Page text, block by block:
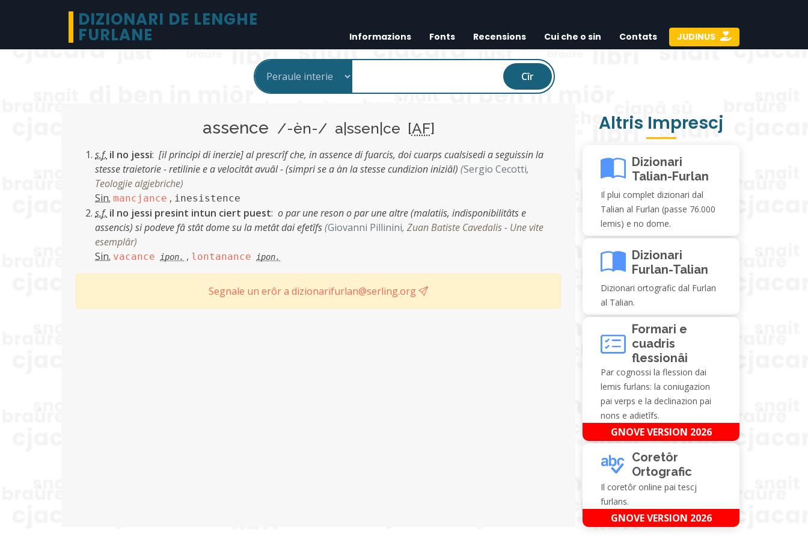
DIZIONARI DE LENGHE
FURLANE Informazions Fonts Recensions Cui che o sin Contats JUDINUS
Cîr
assence /-èn-/ a|ssen|ce [AF]
s.f. il no jessi: [il principi di inerzie] al prescrîf che, in assence di fuarcis, doi cuarps cualsisedi a seguissin la
stesse traietorie - retilinie e a velocitât avuâl - (simpri se a àn la stesse cundizion iniziâl) (Sergio Cecotti,
Teologjie algjebriche)
Sin. mancjance , inesistence
s.f. il no jessi presint intun ciert puest: o par une reson o par une altre (malatiis, indisponibilitâts e
assencis) si podeve fâ stât dome su la metât dai efetîfs(Giovanni Pillinini, Zuan Batiste Cavedalis - Une vite
esemplâr)
Sin. vacance ipon. , lontanance ipon.
Segnale un erôr a dizionarifurlan@serling.org
Altris Imprescj
Dizionari
Talian-Furlan
Il plui complet dizionari dal
Talian al Furlan (passe 76.000
lemis) e no dome.
Dizionari
Furlan-Talian
Dizionari ortografic dal Furlan
al Talian.
Formari e
cuadris
flessionâi
Par cognossi la flession dai
lemis furlans: la coniugazion
pai verps e la declinazion pai
nons e adietîfs.
GNOVE VERSION 2026
Coretôr
Ortografic
Il coretôr online pai tescj
furlans.
GNOVE VERSION 2026